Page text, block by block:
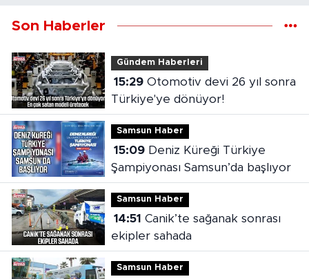
Son Haberler
Gündem Haberleri
15:29Otomotiv devi 26 yıl sonra
Türkiye'ye dönüyor!
Samsun Haber
15:09Deniz Küreği Türkiye
Şampiyonası Samsun’da başlıyor
Samsun Haber
14:51
ekipler sahada
Samsun Haber